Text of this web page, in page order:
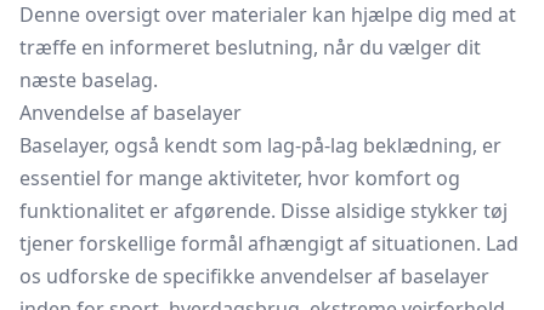
Denne oversigt over materialer kan hjælpe dig med at
træffe en informeret beslutning, når du vælger dit
næste baselag.
Anvendelse af baselayer
Baselayer, også kendt som lag-på-lag beklædning, er
essentiel for mange aktiviteter, hvor komfort og
funktionalitet er afgørende. Disse alsidige stykker tøj
tjener forskellige formål afhængigt af situationen. Lad
os udforske de specifikke anvendelser af baselayer